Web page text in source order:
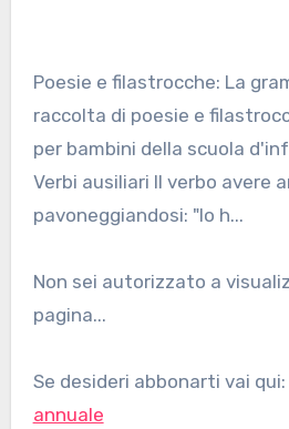
Poesie e filastrocche: La grammatica. Una
raccolta di poesie e
per bambini della scuola
Verbi ausiliari Il verbo avere
pavoneggiandosi: "Io h...
Non sei autorizzato a visualizzare questa
pagina...
Se desideri abbonarti vai qui:
annuale